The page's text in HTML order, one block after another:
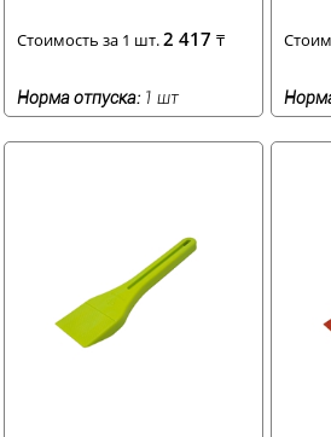
Стоимость за 1 шт.2 417 ₸
Норма отпуска: 1 шт